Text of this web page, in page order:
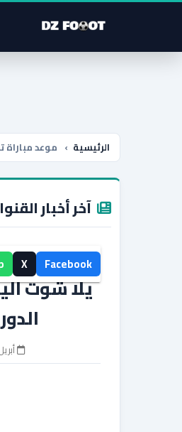
الرئيسية › موعد مباراة تشيلسي
آخر أخبار
موعد
أبريل 20,
Facebook
X